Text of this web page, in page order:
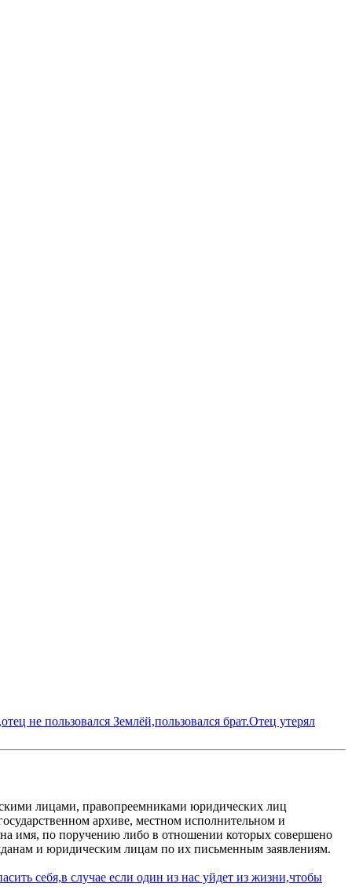
не пользовался Землёй,пользовался брат.Отец утерял
лицами, правопреемниками юридических лиц
архиве, местном исполнительном и
имя, по поручению либо в отношении которых совершено
и юридическим лицам по их письменным заявлениям.
себя,в случае если один из нас уйдет из жизни,чтобы